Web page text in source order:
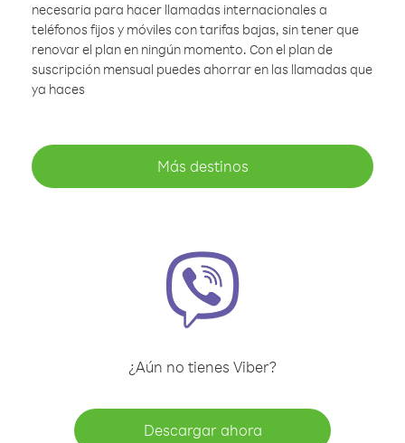
necesaria para hacer llamadas internacionales a
teléfonos fijos y móviles con tarifas bajas, sin tener que
renovar el plan en ningún momento. Con el plan de
suscripción mensual puedes ahorrar en las llamadas que
ya haces
Más destinos
¿Aún no tienes Viber?
Descargar ahora